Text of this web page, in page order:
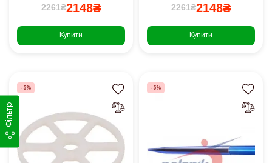
Фільтр
2261₴2148₴
Купити
2261₴2148₴
Купити
-5% -5%